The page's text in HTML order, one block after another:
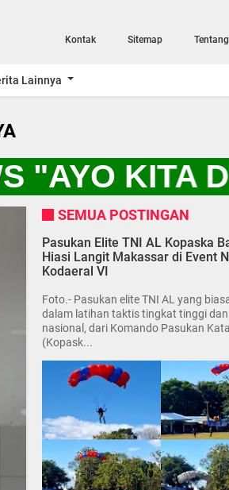
Kontak Sitemap Tentang
Lainnya
KITA
SEMUA POSTINGAN
Pasukan Elite TNI AL Kopaska
Hiasi Langit Makassar di Event
Kodaeral VI
Foto.- Pasukan elite TNI AL yang
dalam latihan taktis tingkat tinggi
nasional, dari Komando Pasukan
(Kopask...